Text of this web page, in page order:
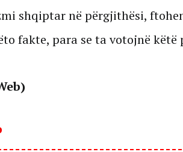
shqiptar në përgjithësi,
fakte, para se ta votojnë